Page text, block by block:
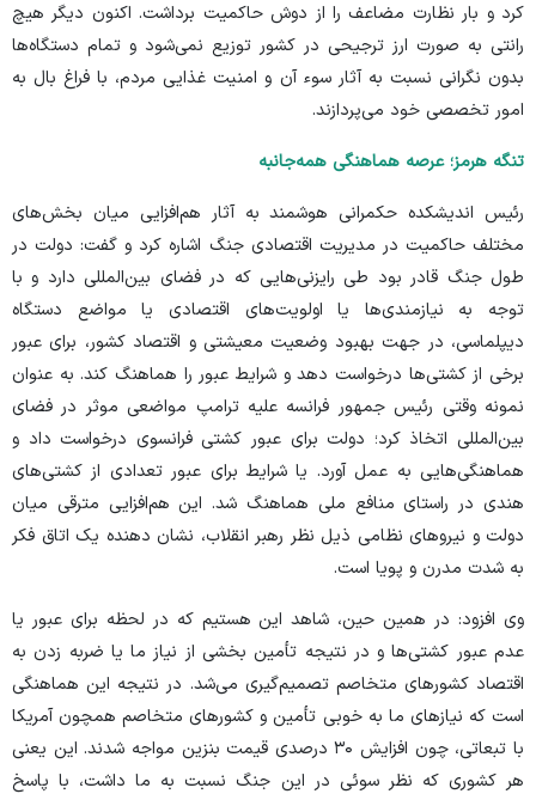
کرد و بار نظارت مضاعف را از دوش حاکمیت برداشت. اکنون دیگر هیچ
رانتی به صورت ارز ترجیحی در کشور توزیع نمی‌شود و تمام دستگاه‌ها
بدون نگرانی نسبت به آثار سوء آن و امنیت غذایی مردم، با فراغ بال به
امور تخصصی خود می‌پردازند.
تنگه هرمز؛ عرصه هماهنگی همه‌جانبه
رئیس اندیشکده حکمرانی هوشمند به آثار هم‌افزایی میان بخش‌های
مختلف حاکمیت در مدیریت اقتصادی جنگ اشاره کرد و گفت: دولت در
طول جنگ قادر بود طی رایزنی‌هایی که در فضای بین‌المللی دارد و با
توجه به نیازمندی‌ها یا اولویت‌های اقتصادی یا مواضع دستگاه
دیپلماسی، در جهت بهبود وضعیت معیشتی و اقتصاد کشور، برای عبور
برخی از کشتی‌ها درخواست دهد و شرایط عبور را هماهنگ کند. به عنوان
نمونه وقتی رئیس جمهور فرانسه علیه ترامپ مواضعی موثر در فضای
بین‌المللی اتخاذ کرد؛ دولت برای عبور کشتی فرانسوی درخواست داد و
هماهنگی‌هایی به عمل آورد. یا شرایط برای عبور تعدادی از کشتی‌های
هندی در راستای منافع ملی هماهنگ شد. این هم‌افزایی مترقی میان
دولت و نیرو‌های نظامی ذیل نظر رهبر انقلاب، نشان دهنده یک اتاق فکر
به شدت مدرن و پویا است.
وی افزود: در همین حین، شاهد این هستیم که در لحظه برای عبور یا
عدم عبور کشتی‌ها و در نتیجه تأمین بخشی از نیاز ما یا ضربه زدن به
اقتصاد کشور‌های متخاصم تصمیم‌گیری می‌شد. در نتیجه این هماهنگی
است که نیاز‌های ما به خوبی تأمین و کشور‌های متخاصم همچون آمریکا
با تبعاتی، چون افزایش ۳۰ درصدی قیمت بنزین مواجه شدند. این یعنی
هر کشوری که نظر سوئی در این جنگ نسبت به ما داشت، با پاسخ